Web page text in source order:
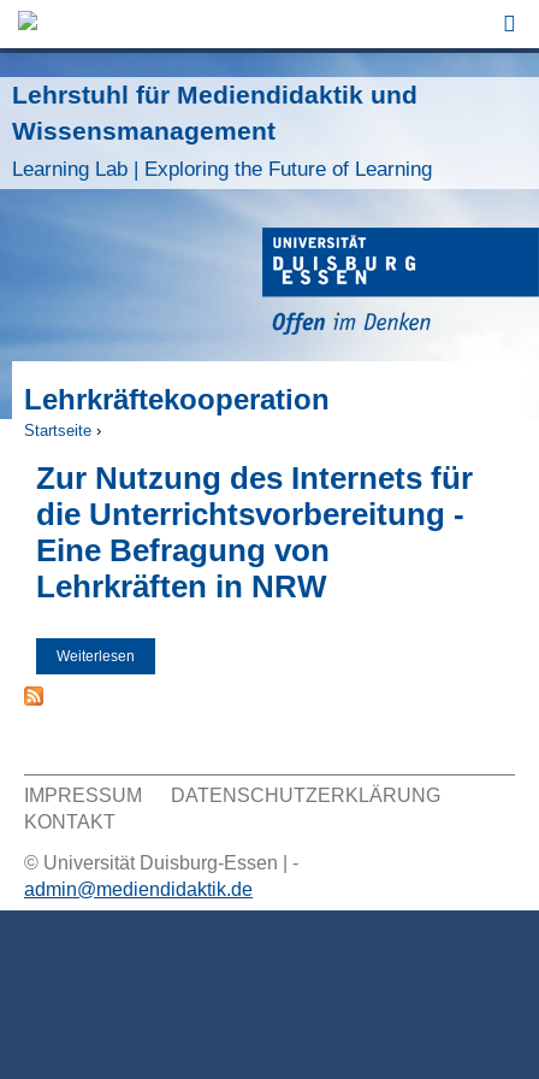
Lehrstuhl für Mediendidaktik und
Wissensmanagement
Learning Lab | Exploring the Future of Learning
Lehrkräftekooperation
Sie sind hier
Startseite ›
Zur Nutzung des Internets für
die Unterrichtsvorbereitung -
Eine Befragung von
Lehrkräften in NRW
Weiterlesen
Sekundär Menü
IMPRESSUM
DATENSCHUTZERKLÄRUNG
KONTAKT
© Universität Duisburg-Essen | -
admin@mediendidaktik.de